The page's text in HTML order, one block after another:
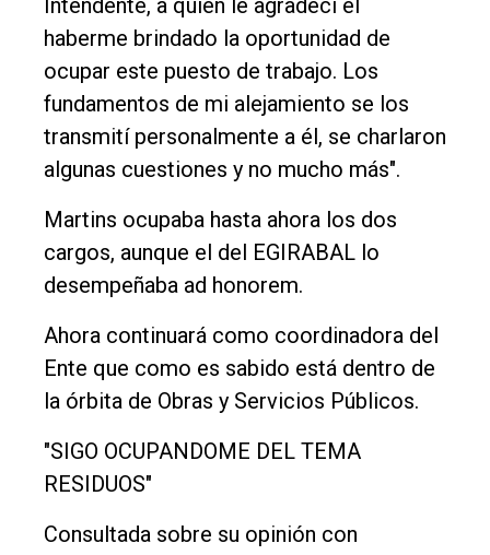
haberme brindado la oportunidad de
ocupar este puesto de trabajo. Los
fundamentos de mi alejamiento se los
transmití personalmente a él, se charlaron
algunas cuestiones y no mucho más".
Martins ocupaba hasta ahora los dos
cargos, aunque el del EGIRABAL lo
desempeñaba ad honorem.
Ahora continuará como coordinadora del
Ente que como es sabido está dentro de
la órbita de Obras y Servicios Públicos.
"SIGO OCUPANDOME DEL TEMA
RESIDUOS"
Consultada sobre su opinión con